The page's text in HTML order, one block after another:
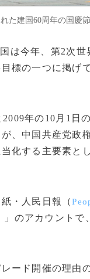
た建国60周年の国慶
は今年、第2次世
標の一つに掲げ
年の10月1日
、中国共産党政
化する主要素と
・人民日報（
」のアカウントで
ード開催の理由